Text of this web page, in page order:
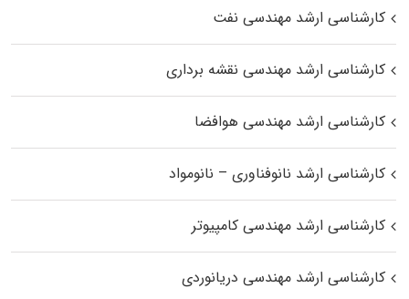
کارشناسی ارشد مهندسی نفت
کارشناسی ارشد مهندسی نقشه برداری
کارشناسی ارشد مهندسی هوافضا
کارشناسی ارشد نانوفناوری – نانومواد
کارشناسی ارشد مهندسی کامپیوتر
کارشناسی ارشد مهندسی دریانوردی